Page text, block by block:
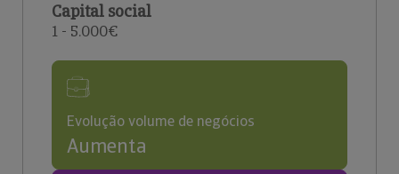
Capital social
1 - 5.000€
Evolução volume de negócios
Aumenta